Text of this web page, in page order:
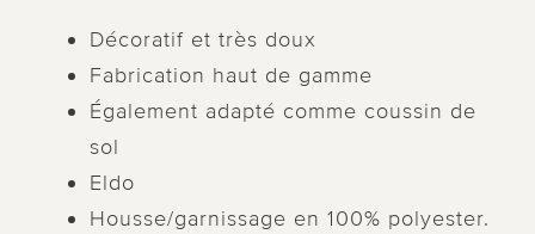
Décoratif et très doux
Fabrication haut de gamme
Également adapté comme coussin de
sol
Eldo
Housse/garnissage en 100% polyester.